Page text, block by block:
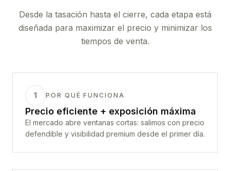
Desde la tasación hasta el cierre, cada etapa está
diseñada para maximizar el precio y minimizar los
tiempos de venta.
1 POR QUÉ FUNCIONA
Precio eficiente + exposición máxima
El mercado abre ventanas cortas: salimos con precio
defendible y visibilidad premium desde el primer día.